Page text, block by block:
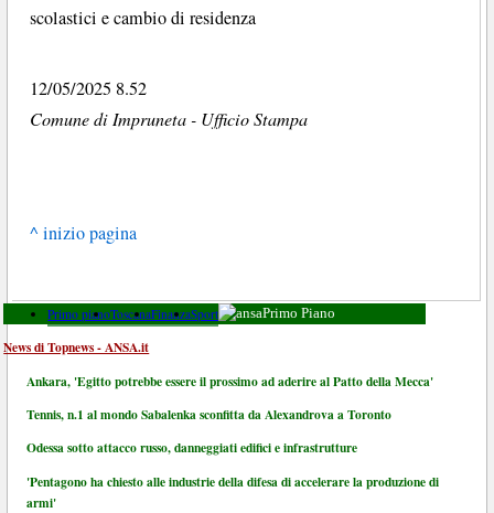
scolastici e cambio di residenza
12/05/2025 8.52
Comune di Impruneta - Ufficio Stampa
^ inizio pagina
Primo pianoToscanaFinanzaSport Primo Piano
News di Topnews - ANSA.it
Ankara, 'Egitto potrebbe essere il prossimo ad aderire al Patto della Mecca'
Tennis, n.1 al mondo Sabalenka sconfitta da Alexandrova a Toronto
Odessa sotto attacco russo, danneggiati edifici e infrastrutture
'Pentagono ha chiesto alle industrie della difesa di accelerare la produzione di
armi'